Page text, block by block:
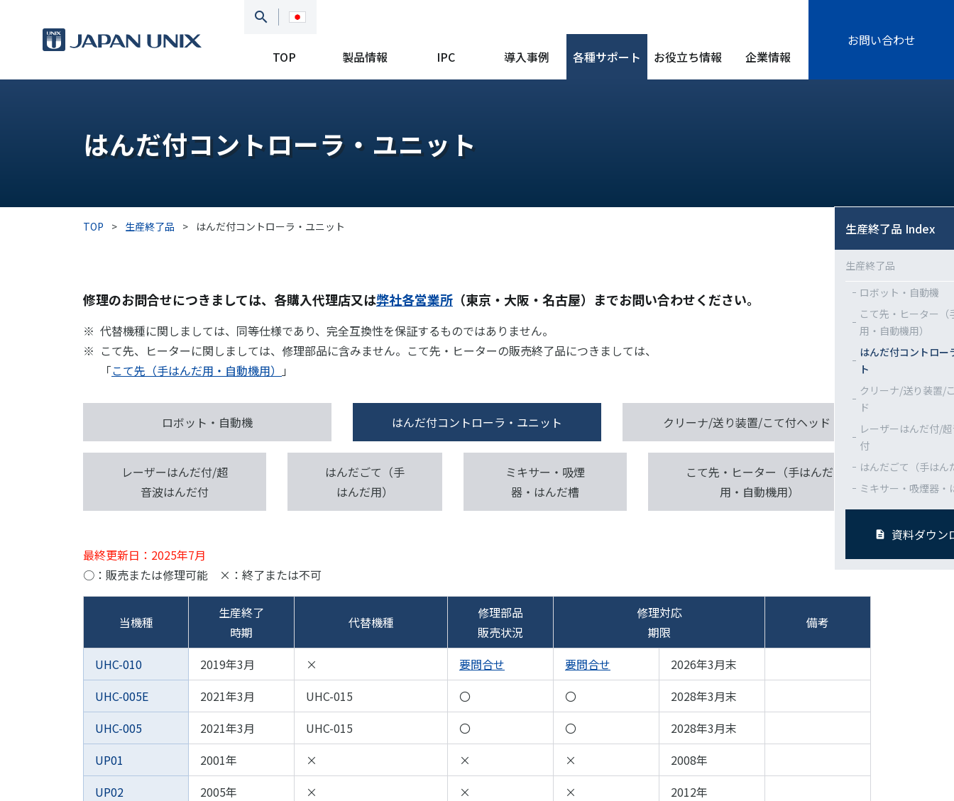
TOP 製品情報 IPC 導入事例 各種サポート お役立ち情報 企業情報
お問い合わせ
はんだ付コントローラ・ユニット
TOP > 生産終了品 > はんだ付コントローラ・ユニット
修理のお問合せにつきましては、各購入代理店又は弊社各営業所 （東京・大阪・名古屋）までお問い合わせください。
代替機種に関しましては、同等仕様であり、完全互換性を保証するものではありません。
こて先、ヒーターに関しましては、修理部品に含みません。こて先・ヒーターの販売終了品につきましては、
「こて先（手はんだ用・自動機用） 」
ロボット・自動機 はんだ付コントローラ・ユニット クリーナ/送り装置/こて付ヘッド
レーザーはんだ付/超
音波はんだ付
はんだごて（手
はんだ用）
ミキサー・吸煙
器・はんだ槽
こて先・ヒーター（手はんだ
用・自動機用）
最終更新日：2025年7月
○：販売または修理可能 ×：終了または不可
当機種
生産終了
時期
代替機種
修理部品
販売状況
修理対応
期限
備考
UHC-010 2019年3月 × 要問合せ 要問合せ
2026年3月末
UHC-005E
2021年3月 UHC-015 〇 〇
2028年3月末
UHC-005
2021年3月 UHC-015 〇 〇
2028年3月末
UP01
2001年 × × ×
2008年
UP02
2005年 × × ×
2012年
生産終了品 Index
生産終了品
ロボット・自動機
こて先・ヒーター（
用・自動機用）
はんだ付コントロー
ト
クリーナ/送り装置/
ド
レーザーはんだ付/
付
はんだごて（手はん
ミキサー・吸煙器・
資料ダウン